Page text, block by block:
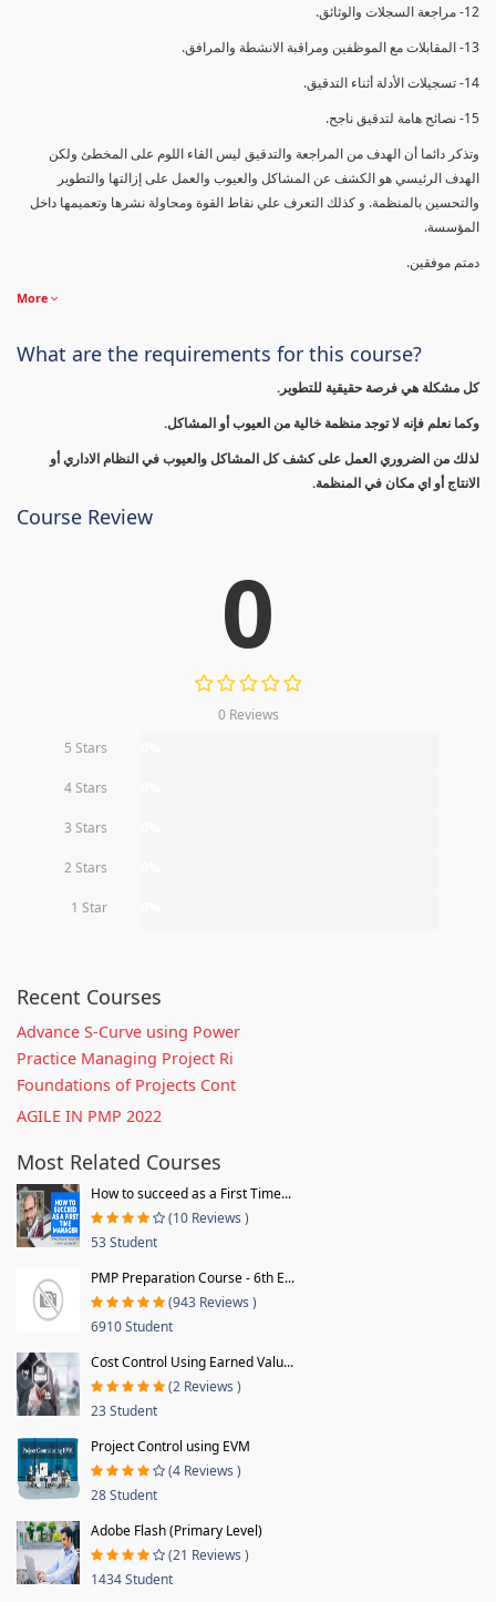
12- مراجعة السجلات والوثائق.
13- المقابلات مع الموظفين ومراقبة الانشطة والمرافق.
14- تسجيلات الأدلة أثناء التدقيق.
15- نصائح هامة لتدقيق ناجح.
وتذكر دائما أن الهدف من المراجعة والتدقيق ليس القاء اللوم على المخطئ ولكن
الهدف الرئيسي هو الكشف عن المشاكل والعيوب والعمل على إزالتها والتطوير
والتحسين بالمنظمة. و كذلك التعرف علي نقاط القوة ومحاولة نشرها وتعميمها داخل
المؤسسة.
دمتم موفقين.
More
What are the requirements for this course?
كل مشكلة هي فرصة حقيقية للتطوير.
وكما نعلم فإنه لا توجد منظمة خالية من العيوب أو المشاكل.
لذلك من الضروري العمل على كشف كل المشاكل والعيوب في النظام الاداري أو
الانتاج أو اي مكان في المنظمة.
Course Review
0
0 Reviews
5 Stars
4 Stars
3 Stars
2 Stars
1 Star
Recent Courses
Advance S-Curve using Power
Practice Managing Project Ri
Foundations of Projects Cont
AGILE IN PMP 2022
Most Related Courses
How to succeed as a First Time...
(10 Reviews )
53 Student
PMP Preparation Course - 6th E...
(943 Reviews )
6910 Student
Cost Control Using Earned Valu...
(2 Reviews )
23 Student
Project Control using EVM
(4 Reviews )
28 Student
Adobe Flash (Primary Level)
(21 Reviews )
1434 Student